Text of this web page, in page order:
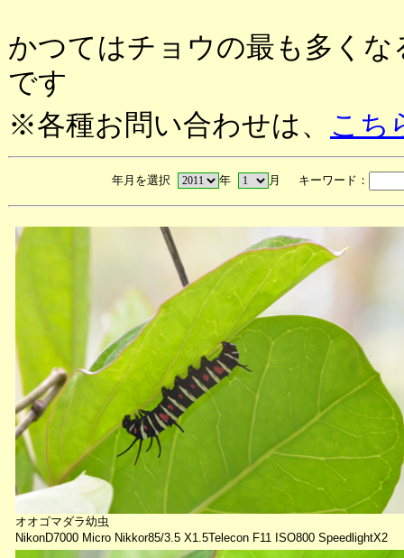
かつてはチョウの最も多く
です
※各種お問い合わせは、 こち
年月を選択 年 月 キーワード：
オオゴマダラ幼虫
NikonD7000 Micro Nikkor85/3.5 X1.5Telecon F11 ISO800 SpeedlightX2